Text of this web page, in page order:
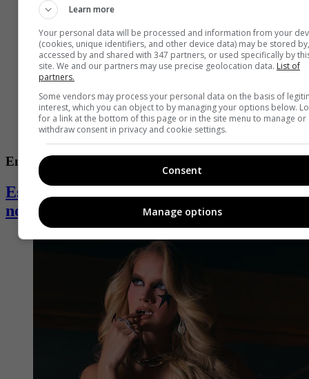
Entretenimiento
Estas son las series que lideran las
nominaciones a los Premios Emmy 2026
Learn more
Your personal data will be processed and information from your
(cookies, unique identifiers, and other device data) may be stored by,
accessed by and shared with 347 partners, or used specifically by
site. We and our partners may use precise geolocation data. List of
partners.
Some vendors may process your personal data on the basis of
interest, which you can object to by managing your options below.
for a link at the bottom of this page or in the site menu to manage or
withdraw consent in privacy and cookie settings.
Consent
Manage options